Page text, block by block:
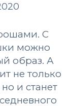
С
можно
образ. А
не только
и станет